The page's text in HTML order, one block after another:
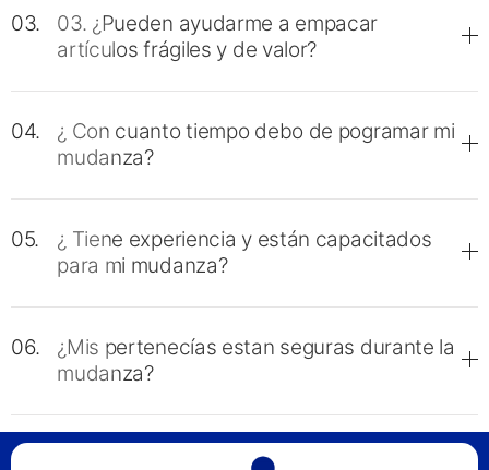
03.
03. ¿Pueden ayudarme a empacar
artículos frágiles y de valor?
04.
¿ Con cuanto tiempo debo de pogramar mi
mudanza?
05.
¿ Tiene experiencia y están capacitados
para mi mudanza?
06.
¿Mis pertenecías estan seguras durante la
mudanza?